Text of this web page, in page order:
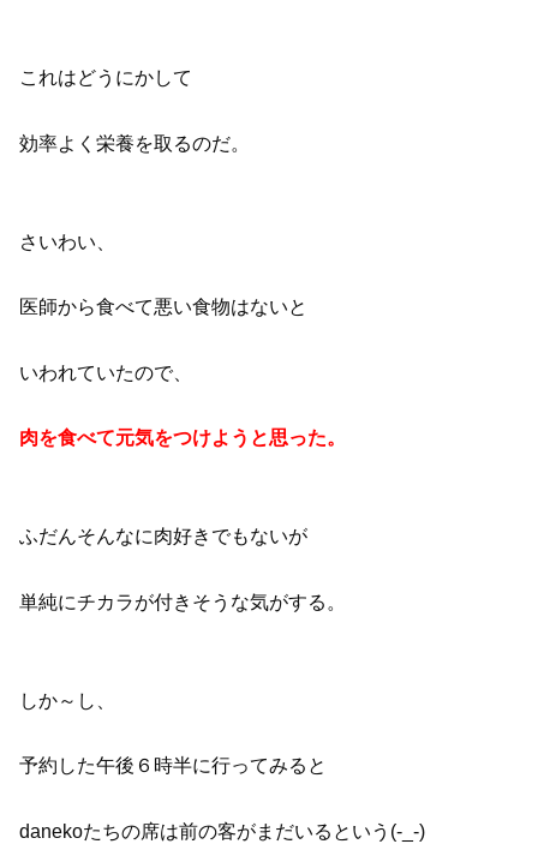
これはどうにかして
効率よく栄養を取るのだ。
さいわい、
医師から食べて悪い食物はないと
いわれていたので、
肉を食べて元気をつけようと思った。
ふだんそんなに肉好きでもないが
単純にチカラが付きそうな気がする。
しか～し、
予約した午後６時半に行ってみると
danekoたちの席は前の客がまだいるという(-_-)